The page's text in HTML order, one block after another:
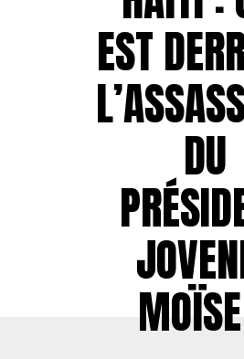
EST
DU